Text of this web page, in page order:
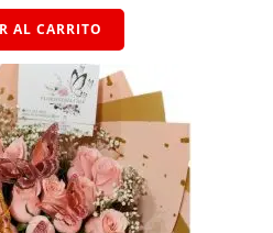
AL CARRITO